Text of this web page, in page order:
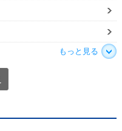
もっと見る